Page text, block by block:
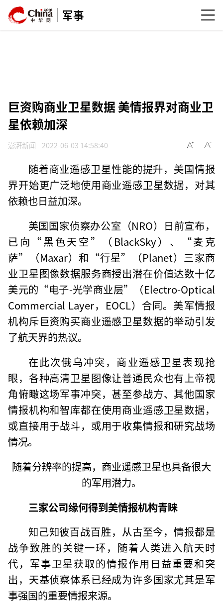
军事
巨资购商业卫星数据 美情报界对商业卫
星依赖加深
澎湃新闻 2022-06-03 14:58:40
随着商业遥感卫星性能的提升，美国情报
界开始更广泛地使用商业遥感卫星数据，对其
依赖也日益加深。
美国国家侦察办公室（NRO）日前宣布，
已向“黑色天空”（BlackSky）、“麦克
萨”（Maxar）和“行星”（Planet）三家商
业卫星图像数据服务商授出潜在价值达数十亿
美元的“电子-光学商业层”（Electro-Optical
Commercial Layer，EOCL）合同。美军情报
机构斥巨资购买商业遥感卫星数据的举动引发
了航天界的热议。
在此次俄乌冲突，商业遥感卫星表现抢
眼，各种高清卫星图像让普通民众也有上帝视
角俯瞰这场军事冲突，甚至参战方、其他国家
情报机构和智库都在使用商业遥感卫星数据，
或直接用于战斗，或用于收集情报和研究战场
情况。
随着分辨率的提高，商业遥感卫星也具备很大
的军用潜力。
三家公司缘何得到美情报机构青睐
知己知彼百战百胜，从古至今，情报都是
战争致胜的关键一环，随着人类进入航天时
代，军事卫星获取的情报作用日益重要和突
出，天基侦察体系已经成为许多国家尤其是军
事强国的重要情报来源。